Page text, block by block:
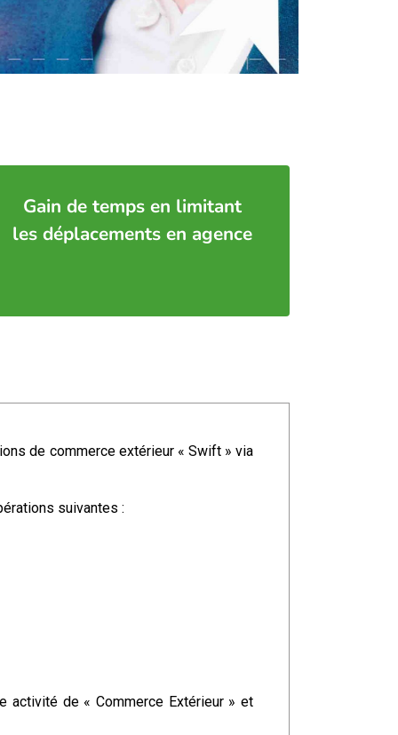
Gain de temps en limitant
les déplacements en agence
de commerce extérieur « Swift » via
suivantes :
activité de « Commerce Extérieur » et